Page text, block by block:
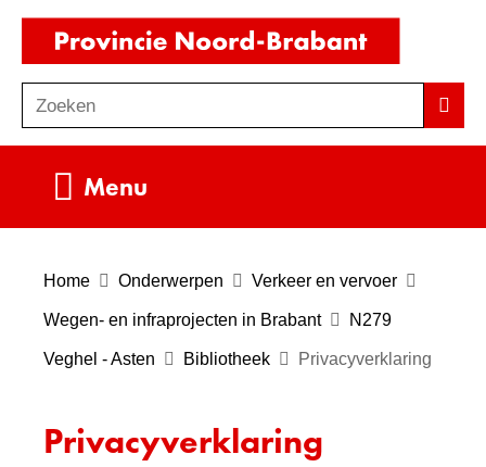
Ga
de
inhoud
o
e
Zoeken
Menu
Home Onderwerpen Verkeer en vervoer
Wegen- en infraprojecten in Brabant N279
Veghel - Asten Bibliotheek Privacyverklaring
Privacyverklaring